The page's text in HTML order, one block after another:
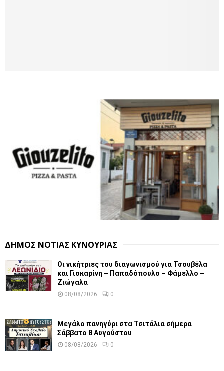
ΔΗΜΟΣ ΝΟΤΙΑΣ ΚΥΝΟΥΡΙΑΣ
Οι νικήτριες του διαγωνισμού για Τσουβέλα
και Γιοκαρίνη – Παπαδόπουλο – Φάμελλο –
Ζιώγαλα
08/08/2026 0
Μεγάλο πανηγύρι στα Τσιτάλια σήμερα
Σάββατο 8 Αυγούστου
08/08/2026 0